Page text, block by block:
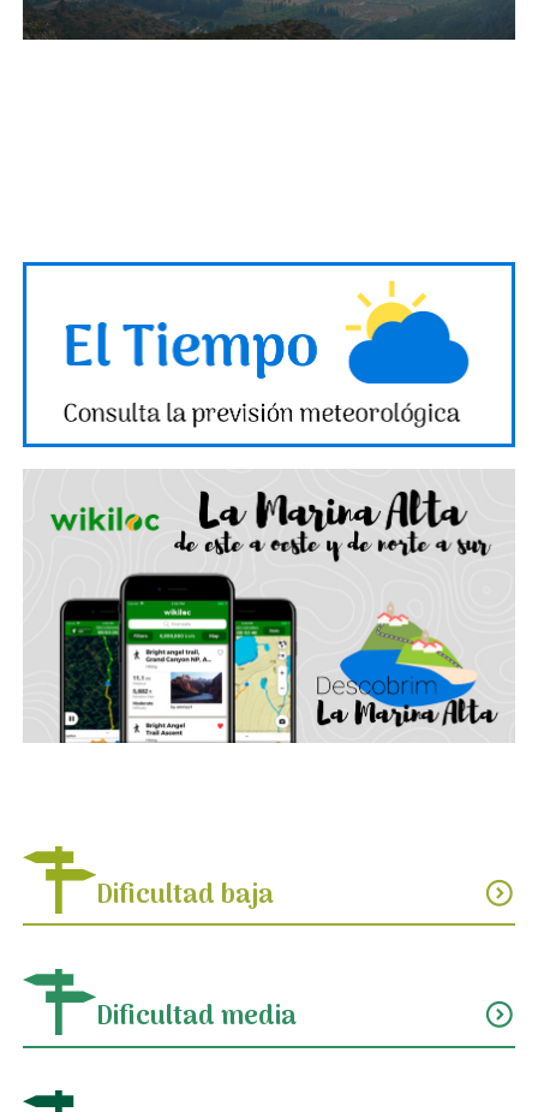
Dificultad baja expand_circle_down
Dificultad media expand_circle_down